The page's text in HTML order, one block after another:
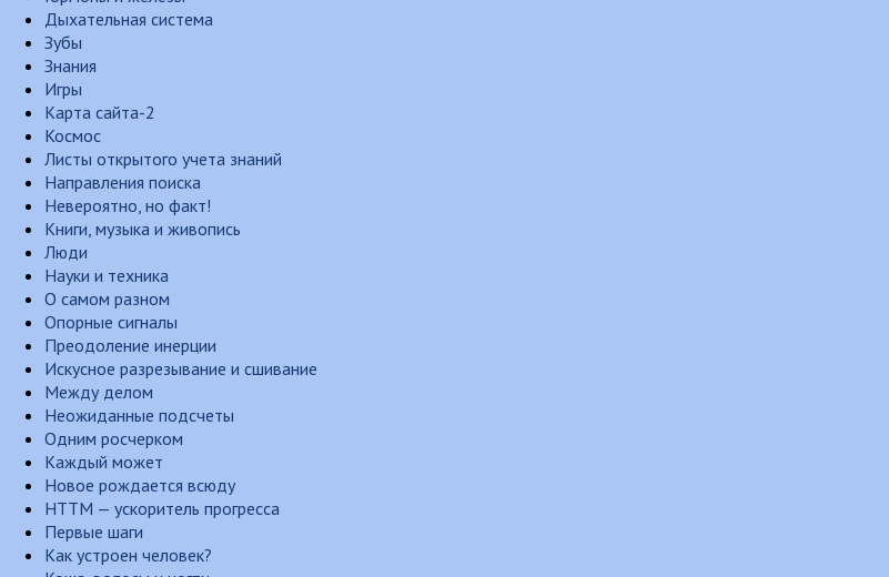
Дыхательная система
Зубы
Знания
Игры
Карта сайта-2
Космос
Листы открытого учета знаний
Направления поиска
Невероятно, но факт!
Книги, музыка и живопись
Люди
Науки и техника
О самом разном
Опорные сигналы
Преодоление инерции
Искусное разрезывание и сшивание
Между делом
Неожиданные подсчеты
Одним росчерком
Каждый может
Новое рождается всюду
НТТМ — ускоритель прогресса
Первые шаги
Как устроен человек?